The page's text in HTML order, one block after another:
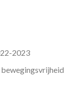
2023